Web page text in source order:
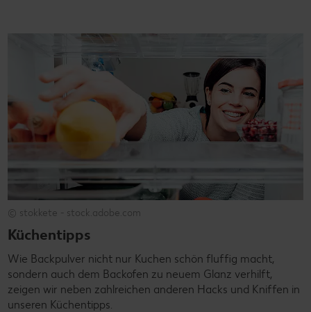
© stokkete - stock.adobe.com
Küchentipps
Wie Backpulver nicht nur Kuchen schön fluffig macht,
sondern auch dem Backofen zu neuem Glanz verhilft,
zeigen wir neben zahlreichen anderen Hacks und Kniffen in
unseren Küchentipps.